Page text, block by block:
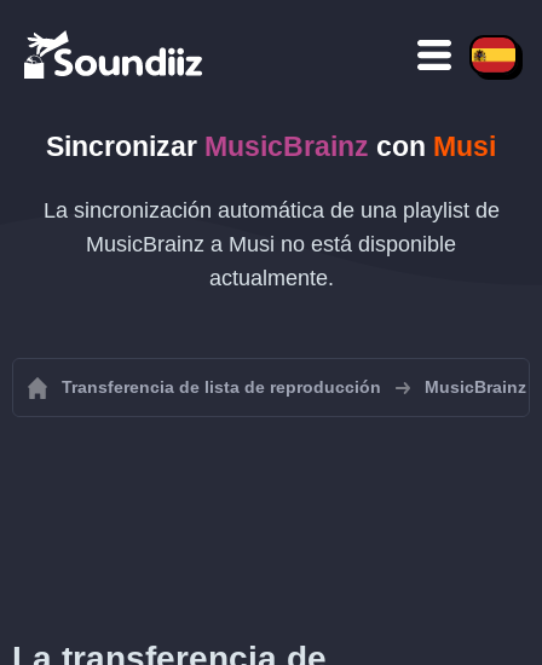
Sincronizar MusicBrainz con Musi
La sincronización automática de una playlist de
MusicBrainz a Musi no está disponible
actualmente.
Transferencia de lista de reproducción MusicBrainz